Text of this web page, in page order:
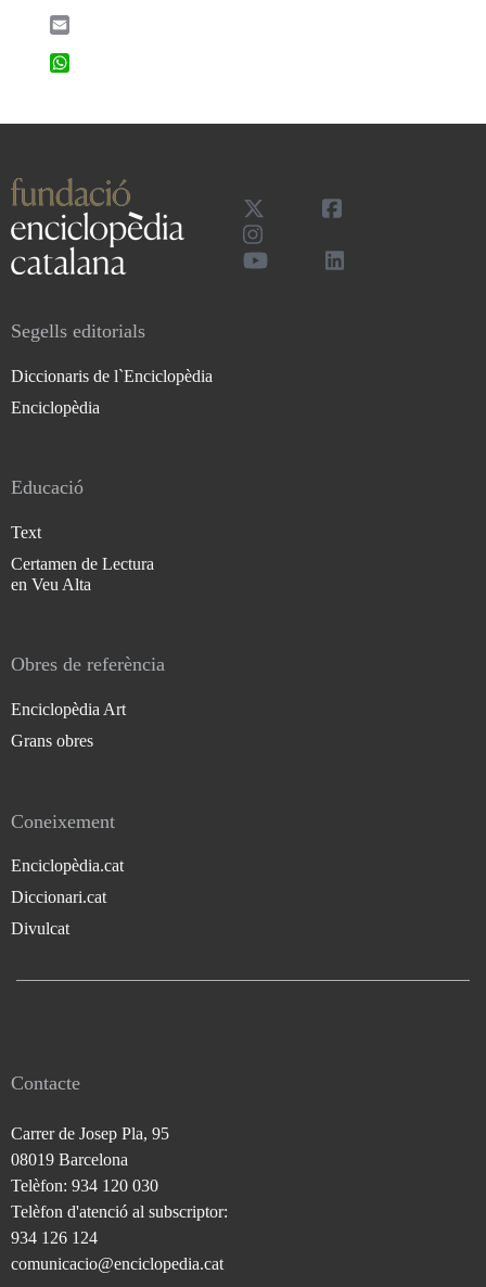
Segells editorials
Diccionaris de l`Enciclopèdia
Enciclopèdia
Educació
Text
Certamen de Lectura
en Veu Alta
Obres de referència
Enciclopèdia Art
Grans obres
Coneixement
Enciclopèdia.cat
Diccionari.cat
Divulcat
Contacte
Carrer de Josep Pla, 95
08019 Barcelona
Telèfon: 934 120 030
Telèfon d'atenció al subscriptor:
934 126 124
comunicacio@enciclopedia.cat